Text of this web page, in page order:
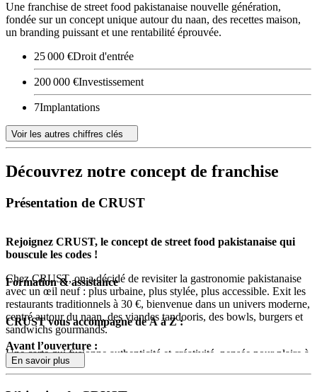
Une franchise de street food pakistanaise nouvelle génération,
fondée sur un concept unique autour du naan, des recettes maison,
un branding puissant et une rentabilité éprouvée.
25 000 €Droit d'entrée
200 000 €Investissement
7Implantations
Voir les autres chiffres clés
Découvrez notre concept de franchise
Présentation de CRUST
Rejoignez CRUST, le concept de street food pakistanaise qui
bouscule les codes !
Chez CRUST, on a décidé de revisiter la gastronomie pakistanaise
avec un œil neuf : plus urbaine, plus stylée, plus accessible. Exit les
restaurants traditionnels à 30 €, bienvenue dans un univers moderne,
centré autour du naan, des viandes tandooris, des bowls, burgers et
sandwichs gourmands.
Une carte qui fusionne authenticité et créativité, pensée pour plaire à
la nouvelle génération, et qui séduit autant les amateurs de nouvelles
saveurs que les curieux en quête de découvertes. Le tout dans un
Formation & assistance
CRUST vous accompagne de A à Z :
Avant l’ouverture :
Aide à la recherche et validation du local
En savoir plus